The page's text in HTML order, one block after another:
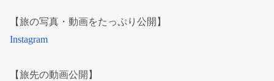
【旅の写真・動画をたっぷり公開】
Instagram
【旅先の動画公開】